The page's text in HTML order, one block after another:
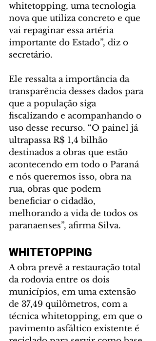
whitetopping, uma tecnologia
nova que utiliza concreto e que
vai repaginar essa artéria
importante do Estado”, diz o
secretário.
Ele ressalta a importância da
transparência desses dados para
que a população siga
fiscalizando e acompanhando o
uso desse recurso. “O painel já
ultrapassa R$ 1,4 bilhão
destinados a obras que estão
acontecendo em todo o Paraná
e nós queremos isso, obra na
rua, obras que podem
beneficiar o cidadão,
melhorando a vida de todos os
paranaenses”, afirma Silva.
WHITETOPPING
A obra prevê a restauração total
da rodovia entre os dois
municípios, em uma extensão
de 37,49 quilômetros, com a
técnica whitetopping, em que o
pavimento asfáltico existente é